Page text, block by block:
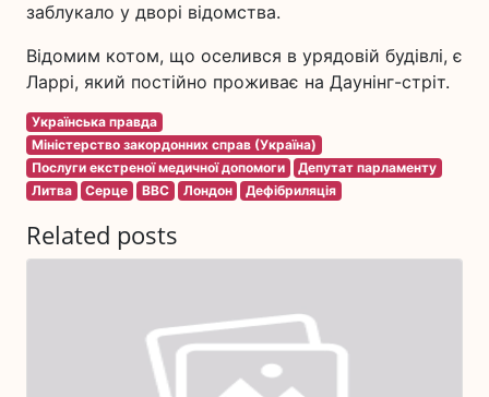
заблукало у дворі відомства.
Відомим котом, що оселився в урядовій будівлі, є
Ларрі, який постійно проживає на Даунінг-стріт.
Українська правда
Міністерство закордонних справ (Україна)
Послуги екстреної медичної допомоги
Депутат парламенту
Литва
Серце BBC Лондон Дефібриляція
Related posts